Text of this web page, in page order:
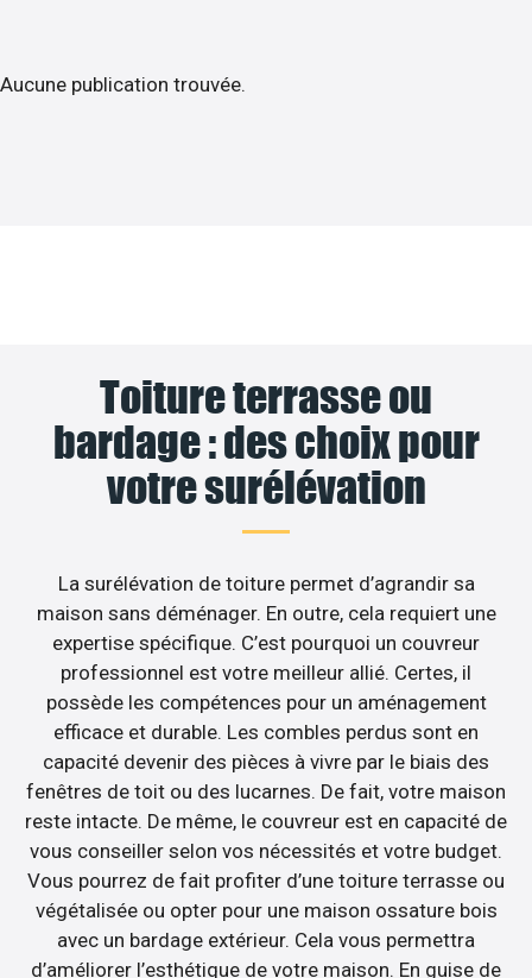
Aucune publication trouvée.
Toiture terrasse ou
bardage : des choix pour
votre surélévation
La surélévation de toiture permet d’agrandir sa
maison sans déménager. En outre, cela requiert une
expertise spécifique. C’est pourquoi un couvreur
professionnel est votre meilleur allié. Certes, il
possède les compétences pour un aménagement
efficace et durable. Les combles perdus sont en
capacité devenir des pièces à vivre par le biais des
fenêtres de toit ou des lucarnes. De fait, votre maison
reste intacte. De même, le couvreur est en capacité de
vous conseiller selon vos nécessités et votre budget.
Vous pourrez de fait profiter d’une toiture terrasse ou
végétalisée ou opter pour une maison ossature bois
avec un bardage extérieur. Cela vous permettra
d’améliorer l’esthétique de votre maison. En guise de